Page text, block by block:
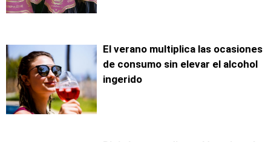
El verano multiplica las ocasiones
de consumo sin elevar el alcohol
ingerido